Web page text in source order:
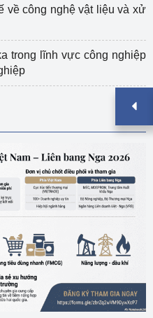
về công nghệ vật liệu và xử
trong lĩnh vực công nghiệp